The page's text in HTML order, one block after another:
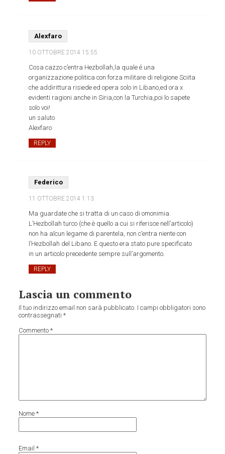
Alexfaro
10 OTTOBRE 2014 15:55
Cosa cazzo c’entra Hezbollah,la quale é una
organizzazione politica con forza militare di religione Sciita
che addirittura risiede ed opera solo in Libano,ed ora x
evidenti ragioni anche in Siria,con la Turchia,poi lo sapete
solo voi!
un saluto
Alexfaro
REPLY
Federico
11 OTTOBRE 2014 1:13
Ma guardate che si tratta di un caso di omonimia.
L’Hezbollah turco (che è quello a cui si riferisce nell’articolo)
non ha alcun legame di parentela, non c’entra niente con
l’Hezbollah del Libano. E questo era stato pure specificato
in un articolo precedente sempre sull’argomento.
REPLY
Lascia un commento
Il tuo indirizzo email non sarà pubblicato. I campi obbligatori sono
contrassegnati*
Commento*
Nome*
Email*